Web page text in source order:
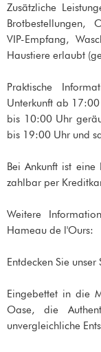
Zusätzliche
Brotbestellungen,
VIP-Empfang,
Haustiere erlaubt
Praktische
Unterkunft ab
bis 10:00 Uhr
bis 19:00 Uhr und
Bei Ankunft ist
zahlbar per
Weitere
Hameau de l'Ours:
Entdecken Sie
Eingebettet in die
Oase, die
unvergleichliche